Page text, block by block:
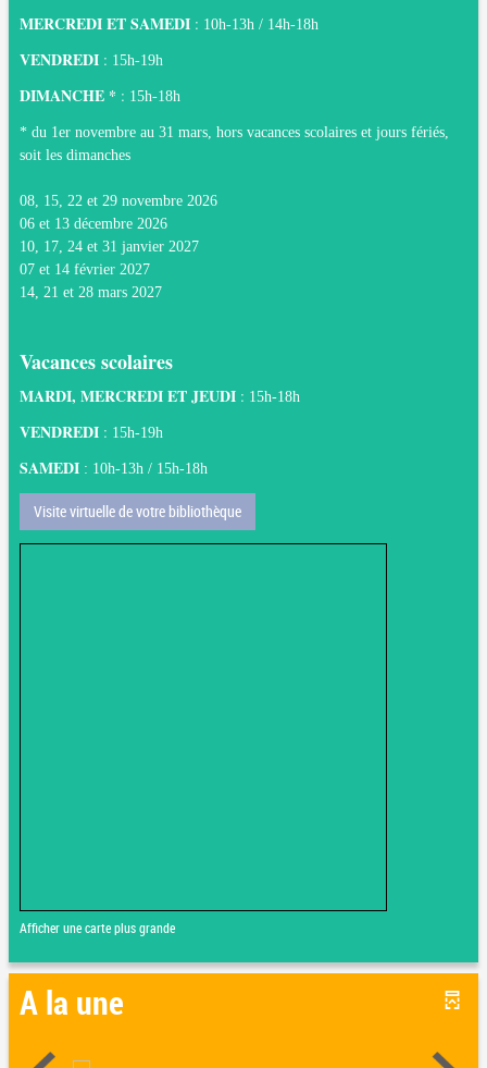
MERCREDI ET SAMEDI : 10h-13h / 14h-18h
VENDREDI : 15h-19h
DIMANCHE * : 15h-18h
* du 1er novembre au 31 mars, hors vacances scolaires et jours fériés,
soit les dimanches
08, 15, 22 et 29 novembre 2026
06 et 13 décembre 2026
10, 17, 24 et 31 janvier 2027
07 et 14 février 2027
14, 21 et 28 mars 2027
Vacances scolaires
MARDI, MERCREDI ET JEUDI : 15h-18h
VENDREDI : 15h-19h
SAMEDI : 10h-13h / 15h-18h
Visite virtuelle de votre bibliothèque
Afficher une carte plus grande
A la une